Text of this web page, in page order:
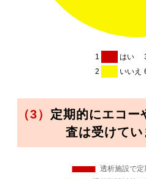
1 はい
2
いいえ
（3） 定期的にエコー
査は受けてい